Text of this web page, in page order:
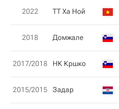
2022 ТТ Ха Ной
2018 Домжале
2017/2018 НК Кршко
2015/2015 Задар